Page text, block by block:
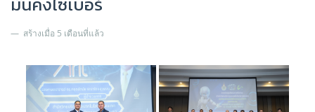
สร้างเมื่อ 5 เดือนที่แล้ว